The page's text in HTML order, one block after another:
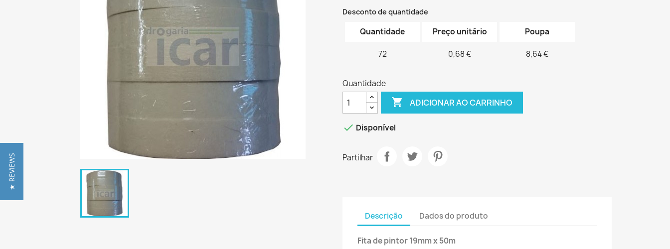
Desconto de quantidade
Quantidade Preço unitário Poupa
72 0,68 € 8,64 €
Quantidade
 ADICIONAR AO CARRINHO
 Disponível
Partilhar
Descrição Dados do produto
Fita de pintor 19mm x 50m
★ REVIEWS